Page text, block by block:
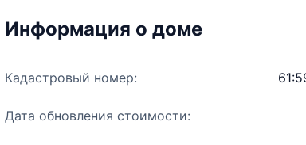
Информация о доме
Кадастровый номер:
Дата обновления стоимости: